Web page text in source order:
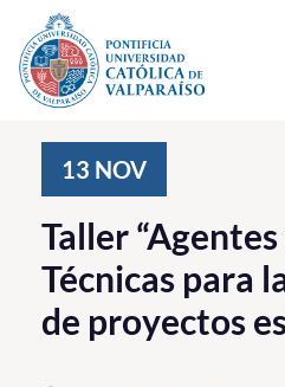
Click acá para ir directamente al
Investigación, Creación e
PUCV Internacional
Vinculación con el Medio
13 NOV
Taller
Técnicas para
de proyectos